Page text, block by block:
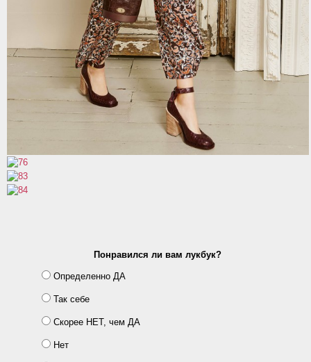
Понравился ли вам лукбук?
Определенно ДА
Так себе
Скорее НЕТ, чем ДА
Нет